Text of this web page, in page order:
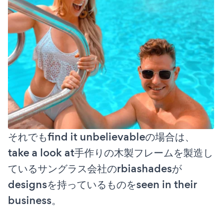
それでもfind it unbelievableの場合は、
take a look at手作りの木製フレームを製造し
ているサングラス会社のrbiashadesが
designsを持っているものをseen in their
business。